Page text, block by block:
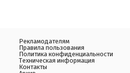
Рекламодателям
Правила пользования
Политика конфиденциальности
Техническая информация
Контакты